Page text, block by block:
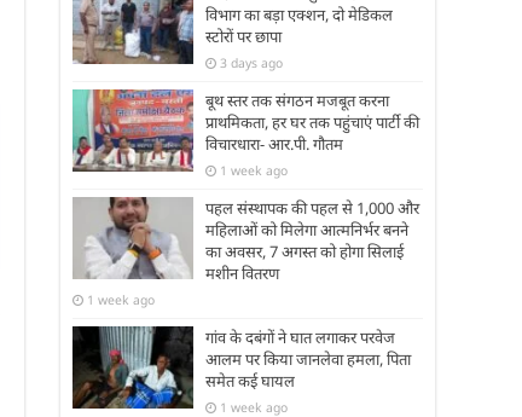
विभाग का बड़ा एक्शन, दो मेडिकल
स्टोरों पर छापा
3 days ago
बूथ स्तर तक संगठन मजबूत करना
प्राथमिकता, हर घर तक पहुंचाएं पार्टी की
विचारधारा- आर.पी. गौतम
1 week ago
पहल संस्थापक की पहल से 1,000 और
महिलाओं को मिलेगा आत्मनिर्भर बनने
का अवसर, 7 अगस्त को होगा सिलाई
मशीन वितरण
1 week ago
गांव के दबंगों ने घात लगाकर परवेज
आलम पर किया जानलेवा हमला, पिता
समेत कई घायल
1 week ago